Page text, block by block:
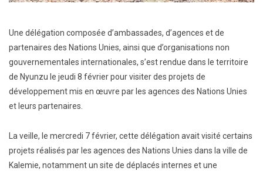
Une délégation composée d’ambassades, d’agences et de
partenaires des Nations Unies, ainsi que d’organisations non
gouvernementales internationales, s’est rendue dans le territoire
de Nyunzu le jeudi 8 février pour visiter des projets de
développement mis en œuvre par les agences des Nations Unies
et leurs partenaires.
La veille, le mercredi 7 février, cette délégation avait visité certains
projets réalisés par les agences des Nations Unies dans la ville de
Kalemie, notamment un site de déplacés internes et une